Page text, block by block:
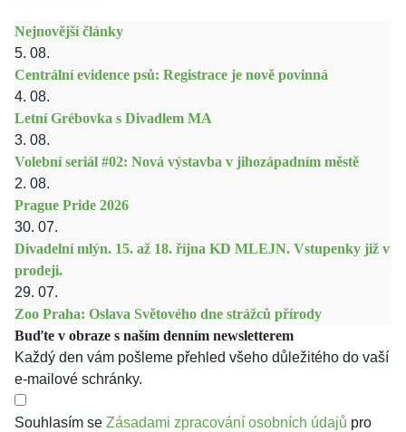
Nejnovější články
5. 08.
Centrální evidence psů: Registrace je nově povinná
4. 08.
Letní Grébovka s Divadlem MA
3. 08.
Volební seriál #02: Nová výstavba v jihozápadním městě
2. 08.
Prague Pride 2026
30. 07.
Divadelní mlýn. 15. až 18. října KD MLEJN. Vstupenky již v
prodeji.
29. 07.
Zoo Praha: Oslava Světového dne strážců přírody
Buďte v obraze s naším denním newsletterem
Každý den vám pošleme přehled všeho důležitého do vaší
e-mailové schránky.
Souhlasím se Zásadami zpracování osobních údajů pro